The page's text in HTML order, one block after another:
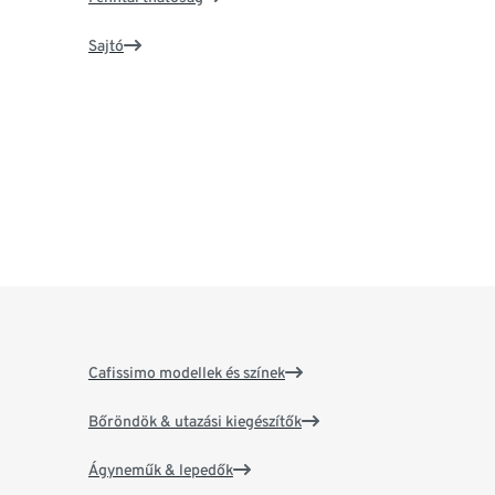
Sajtó
Cafissimo modellek és színek
Bőröndök & utazási kiegészítők
Ágyneműk & lepedők